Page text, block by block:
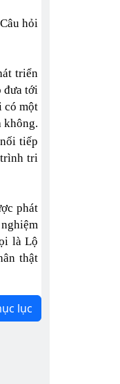
hỏi
triển
đưa tới
có một
không.
tiếp
tri
phát
là Lộ
thật
lục